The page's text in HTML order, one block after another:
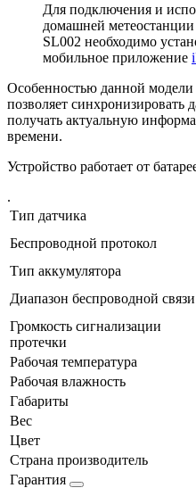
Для подключения и
домашней
SL002 необходимо
мобильное приложение
Особенностью данной модели
позволяет
получать актуальную
времени.
Устройство работает от
.
Тип датчика
Беспроводной протокол
Тип аккумулятора
Диапазон беспроводной связи
Громкость сигнализации
протечки
Рабочая температура
Рабочая влажность
Габариты
Вес
Цвет
Страна производитель
Гарантия